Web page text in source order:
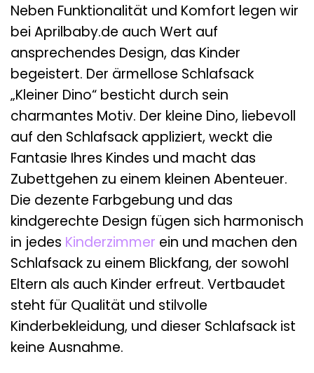
Neben Funktionalität und Komfort legen wir
bei Aprilbaby.de auch Wert auf
ansprechendes Design, das Kinder
begeistert. Der ärmellose Schlafsack
„Kleiner Dino“ besticht durch sein
charmantes Motiv. Der kleine Dino, liebevoll
auf den Schlafsack appliziert, weckt die
Fantasie Ihres Kindes und macht das
Zubettgehen zu einem kleinen Abenteuer.
Die dezente Farbgebung und das
kindgerechte Design fügen sich harmonisch
in jedes Kinderzimmer ein und machen den
Schlafsack zu einem Blickfang, der sowohl
Eltern als auch Kinder erfreut. Vertbaudet
steht für Qualität und stilvolle
Kinderbekleidung, und dieser Schlafsack ist
keine Ausnahme.